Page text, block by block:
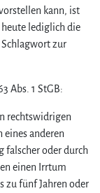
kann, ist
lediglich die
zur
Abs. 1 StGB:
rechtswidrigen
eines anderen
falscher oder durch
einen Irrtum
zu fünf Jahren oder